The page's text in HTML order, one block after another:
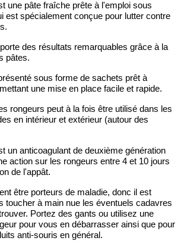
une pâte fraîche prête à l'emploi sous
est spécialement conçue pour lutter contre
des résultats remarquables grâce à la
pâtes.
sous forme de sachets prêt à
une mise en place facile et rapide.
rongeurs peut à la fois être utilisé dans les
en intérieur et extérieur (autour des
un anticoagulant de deuxième génération
action sur les rongeurs entre 4 et 10 jours
de l'appât.
être porteurs de maladie, donc il est
toucher à main nue les éventuels cadavres
Portez des gants ou utilisez une
pour vous en débarrasser ainsi que pour
anti-souris en général.